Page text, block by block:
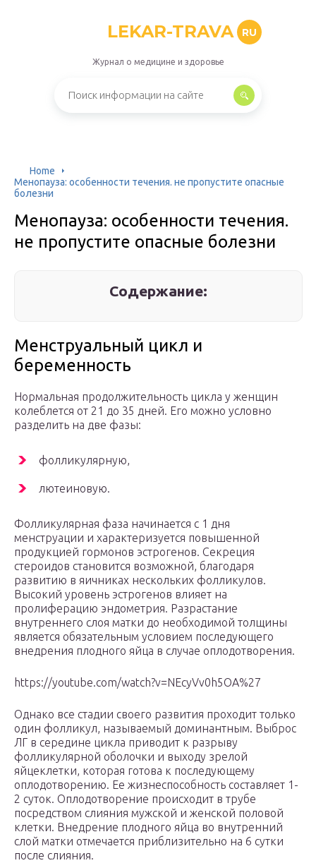
LEKAR-TRAVA RU
Журнал о медицине и здоровье
Home
Менопауза: особенности течения. не пропустите опасные
болезни
Менопауза: особенности течения.
не пропустите опасные болезни
Содержание:
Менструальный цикл и
беременность
Нормальная продолжительность цикла у женщин
колеблется от 21 до 35 дней. Его можно условно
разделить на две фазы:
фолликулярную,
лютеиновую.
Фолликулярная фаза начинается с 1 дня
менструации и характеризуется повышенной
продукцией гормонов эстрогенов. Секреция
стероидов становится возможной, благодаря
развитию в яичниках нескольких фолликулов.
Высокий уровень эстрогенов влияет на
пролиферацию эндометрия. Разрастание
внутреннего слоя матки до необходимой толщины
является обязательным условием последующего
внедрения плодного яйца в случае оплодотворения.
https://youtube.com/watch?v=NEcyVv0h5OA%27
Однако все стадии своего развития проходит только
один фолликул, называемый доминантным. Выброс
ЛГ в середине цикла приводит к разрыву
фолликулярной оболочки и выходу зрелой
яйцеклетки, которая готова к последующему
оплодотворению. Ее жизнеспособность составляет 1-
2 суток. Оплодотворение происходит в трубе
посредством слияния мужской и женской половой
клетки. Внедрение плодного яйца во внутренний
слой матки отмечается приблизительно на 6 сутки
после слияния.